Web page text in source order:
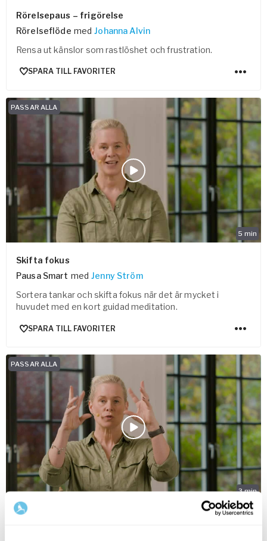
Rörelsepaus – frigörelse
Rörelseflöde med Johanna Alvin
Rensa ut känslor som rastlöshet och frustration.
SPARA TILL FAVORITER
5 min
PASSAR ALLA
Skifta fokus
Pausa Smart med Jenny Ström
Sortera tankar och skifta fokus när det är mycket i
huvudet med en kort guidad meditation.
SPARA TILL FAVORITER
3min
PASSAR ALLA
Orka med dagen & minska stress